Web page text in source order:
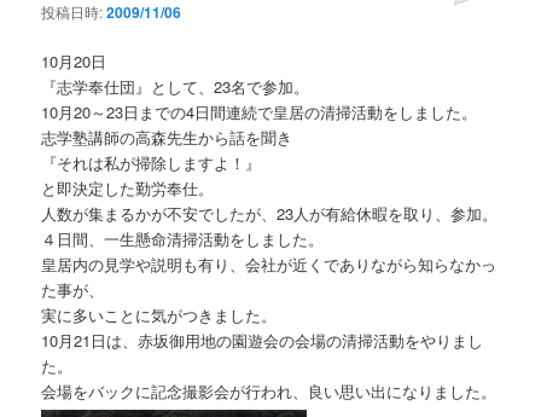
投稿日時:2009/11/06
10月20日
『志学奉仕団』として、23名で参加。
10月20～23日までの4日間連続で皇居の清掃活動をしました。
志学塾講師の高森先生から話を聞き
『それは私が掃除しますよ！』
と即決定した勤労奉仕。
人数が集まるかが不安でしたが、23人が有給休暇を取り、参加。
４日間、一生懸命清掃活動をしました。
皇居内の見学や説明も有り、会社が近くでありながら知らなかっ
た事が、
実に多いことに気がつきました。
10月21日は、赤坂御用地の園遊会の会場の清掃活動をやりまし
た。
会場をバックに記念撮影会が行われ、良い思い出になりました。